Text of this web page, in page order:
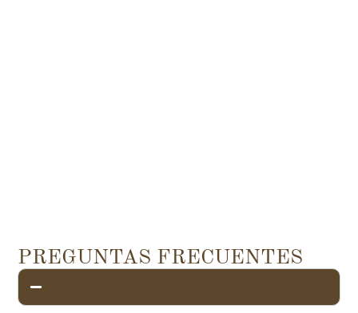
PREGUNTAS FRECUENTES